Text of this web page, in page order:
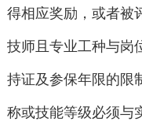
得相应奖励，或者被
技师且专业工种与岗
持证及参保年限的限
称或技能等级必须与